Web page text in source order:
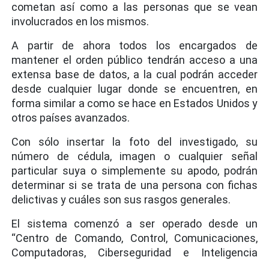
cometan así como a las personas que se vean
involucrados en los mismos.
A partir de ahora todos los encargados de
mantener el orden público tendrán acceso a una
extensa base de datos, a la cual podrán acceder
desde cualquier lugar donde se encuentren, en
forma similar a como se hace en Estados Unidos y
otros países avanzados.
Con sólo insertar la foto del investigado, su
número de cédula, imagen o cualquier señal
particular suya o simplemente su apodo, podrán
determinar si se trata de una persona con fichas
delictivas y cuáles son sus rasgos generales.
El sistema comenzó a ser operado desde un
“Centro de Comando, Control, Comunicaciones,
Computadoras, Ciberseguridad e Inteligencia